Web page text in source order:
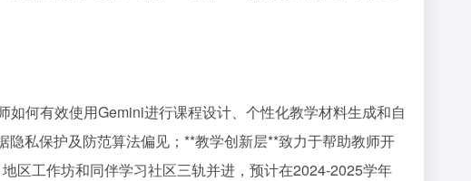
何有效使用Gemini进行课程设计、个性化教学材料生成和自
私保护及防范算法偏见；**教学创新层**致力于帮助教师开
区工作坊和同伴学习社区三轨并进，预计在2024-2025学年